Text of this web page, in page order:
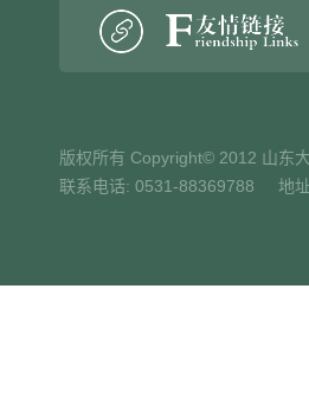
版权所有 Copyright© 2012 山东
联系电话: 0531-88369788 地址